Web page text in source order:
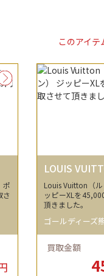
このアイ
ポ
さ
LOUIS
Louis Vuitton（
ッピーXLを
頂きました。
ゴールディーズ
買取金額